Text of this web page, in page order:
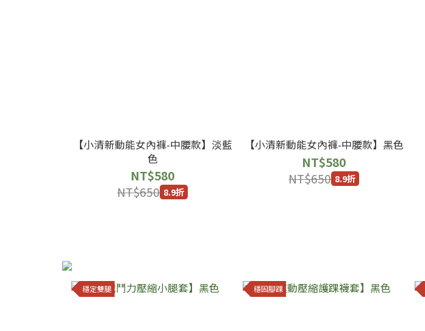
【小清新動能女內褲-中腰款】淡藍
色
NT$580
NT$650 8.9折
【小清新動能女內褲-中腰款】黑色
NT$580
NT$650 8.9折
穩定雙腿 穩固腳踝